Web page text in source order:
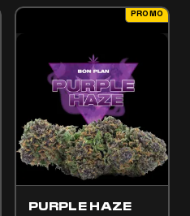
LA PAGE DU PRODUIT
PURPLE HAZE
PROMO
PEUVENT ÊTRE CHOISIES SUR LA